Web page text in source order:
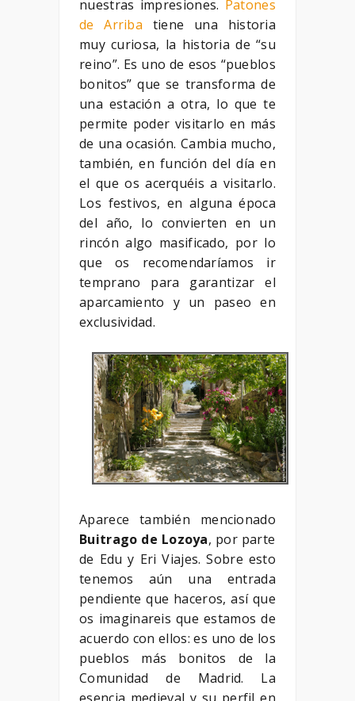
nuestras impresiones. Patones
de Arriba tiene una historia
muy curiosa, la historia de “su
reino”. Es uno de esos “pueblos
bonitos” que se transforma de
una estación a otra, lo que te
permite poder visitarlo en más
de una ocasión. Cambia mucho,
también, en función del día en
el que os acerquéis a visitarlo.
Los festivos, en alguna época
del año, lo convierten en un
rincón algo masificado, por lo
que os recomendaríamos ir
temprano para garantizar el
aparcamiento y un paseo en
exclusividad.
Aparece también mencionado
Buitrago de Lozoya, por parte
de Edu y Eri Viajes. Sobre esto
tenemos aún una entrada
pendiente que haceros, así que
os imaginareis que estamos de
acuerdo con ellos: es uno de los
pueblos más bonitos de la
Comunidad de Madrid. La